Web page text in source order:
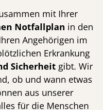
mit Ihrer
Notfallplan in den
Angehörigen im
Erkrankung
Sicherheit gibt. Wir
ob und wann etwas
aus unserer
für die Menschen